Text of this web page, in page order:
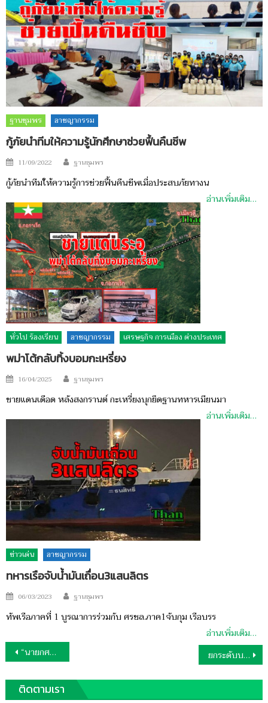
ฐานชุมพร อาชญากรรม
กู้ภัยนำทีมให้ความรู้นักศึกษาช่วยฟื้นคืนชีพ
Posted
11/09/2022 Author
ฐานชุมพร
กู้ภัยนำทีมให้ความรู้การช่วยฟื้นคืนชีพเมื่อประสบภัยทางน
อ่านเพิ่มเติม…
ทั่วไป ร้องเรียน อาชญากรรม เศรษฐกิจ การเมือง ต่างประเทศ
พม่าโต้กลับทิ้งบอมกะเหรี่ยง
Posted
16/04/2025 Author
ฐานชุมพร
ชายแดนเดือด หลังสงกรานต์ กะเหรี่ยงบุกยึดฐานทหารเมียนมา
อ่านเพิ่มเติม…
ข่าวเด่น อาชญากรรม
ทหารเรือจับน้ำมันเถื่อน3แสนลิตร
Posted
06/03/2023 Author
ฐานชุมพร
ทัพเรือภาคที่ 1 บูรณาการร่วมกับ ศรชล.ภาค1จับกุม เรือบรร
อ่านเพิ่มเติม…
แนะแนว
เรื่อง
“นายกศรีชัย”รับมือผุ่นPM2.5 ยกระดับบริการงานสาธารณสุข
ติดตามเรา